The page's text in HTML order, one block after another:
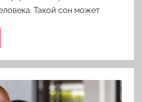
Такой сон может